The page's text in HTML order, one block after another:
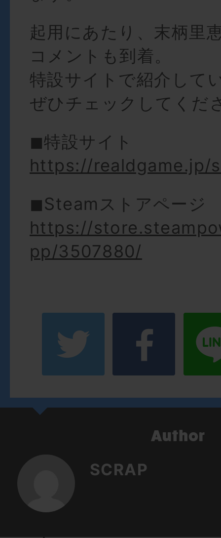
起用にあたり、末柄里
コメントも到着。
特設サイトで紹介して
ぜひチェックしてくだ
◼︎特設サイト
https://realdgame.jp/
◼︎Steamストアページ
https://
pp/3507880/
SCRAP